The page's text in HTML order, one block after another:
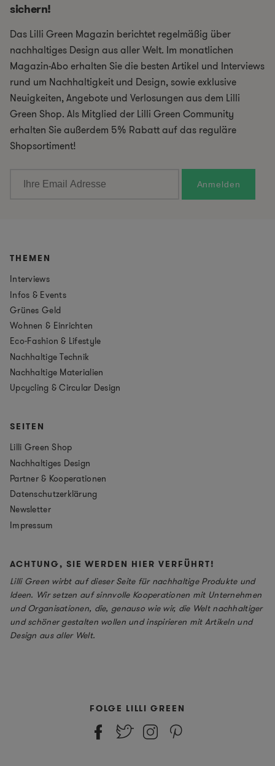
sichern!
Das Lilli Green Magazin berichtet regelmäßig über
nachhaltiges Design aus aller Welt. Im monatlichen
Magazin-Abo erhalten Sie die besten Artikel und Interviews
rund um Nachhaltigkeit und Design, sowie exklusive
Neuigkeiten, Angebote und Verlosungen aus dem Lilli
Green Shop. Als Mitglied der Lilli Green Community
erhalten Sie außerdem 5% Rabatt auf das reguläre
Shopsortiment!
THEMEN
Interviews
Infos & Events
Grünes Geld
Wohnen & Einrichten
Eco-Fashion & Lifestyle
Nachhaltige Technik
Nachhaltige Materialien
Upcycling & Circular Design
SEITEN
Lilli Green Shop
Nachhaltiges Design
Partner & Kooperationen
Datenschutzerklärung
Newsletter
Impressum
ACHTUNG, SIE WERDEN HIER VERFÜHRT!
Lilli Green wirbt auf dieser Seite für nachhaltige Produkte und
Ideen. Wir setzen auf sinnvolle Kooperationen mit Unternehmen
und Organisationen, die, genauso wie wir, die Welt nachhaltiger
und schöner gestalten wollen und inspirieren mit Artikeln und
Design aus aller Welt.
FOLGE LILLI GREEN